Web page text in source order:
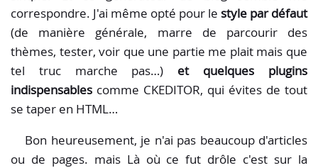
correspondre. J'ai même opté pour le style par défaut
(de manière générale, marre de parcourir des
thèmes, tester, voir que une partie me plait mais que
tel truc marche pas…) et quelques plugins
indispensables comme CKEDITOR, qui évites de tout
se taper en HTML…
Bon heureusement, je n'ai pas beaucoup d'articles
ou de pages. mais Là où ce fut drôle c'est sur la